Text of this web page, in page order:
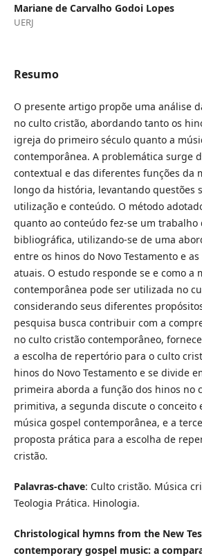
Mariane de Carvalho Godoi Lopes
UERJ
Resumo
O presente artigo propõe uma análise
no culto cristão, abordando tanto os
igreja do primeiro século quanto a
contemporânea. A problemática surge
contextual e das diferentes funções da
longo da história, levantando questões
utilização e conteúdo. O método
quanto ao conteúdo fez-se um trabalho
bibliográfica, utilizando-se de uma
entre os hinos do Novo Testamento e
atuais. O estudo responde se e como a
contemporânea pode ser utilizada no
considerando seus diferentes
pesquisa busca contribuir com a
no culto cristão contemporâneo,
a escolha de repertório para o culto
hinos do Novo Testamento e se divide
primeira aborda a função dos hinos no
primitiva, a segunda discute o conceito
música gospel contemporânea, e a
proposta prática para a escolha de
cristão.
Palavras-chave: Culto cristão. Música
Teologia Prática. Hinologia.
Christological hymns from the New
contemporary gospel music: a